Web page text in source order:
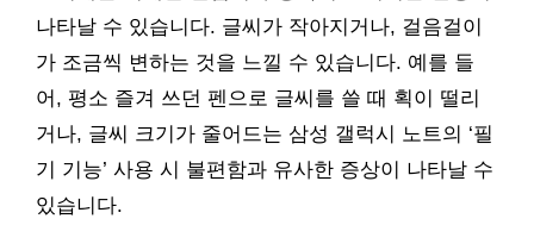
나타날 수 있습니다. 글씨가 작아지거나, 걸음걸이
가 조금씩 변하는 것을 느낄 수 있습니다. 예를 들
어, 평소 즐겨 쓰던 펜으로 글씨를 쓸 때 획이 떨리
거나, 글씨 크기가 줄어드는 삼성 갤럭시 노트의 ‘필
기 기능’ 사용 시 불편함과 유사한 증상이 나타날 수
있습니다.